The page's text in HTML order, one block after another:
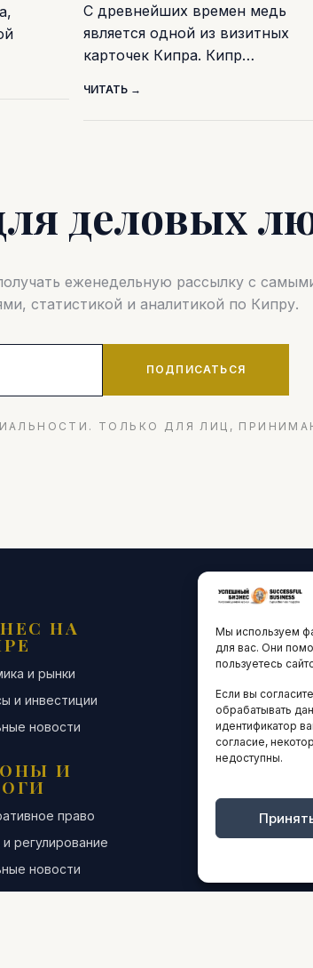
Мы используем
для вас. Они
пользуетесь
Если вы
обрабатывать
идентификатор
согласие,
недоступны.
С древнейших времен медь
является одной из визитных
карточек Кипра. Кипр…
ЧИТАТЬ →
деловых
еженедельную рассылку с
статистикой и аналитикой по Кипру.
ПОДПИСАТЬСЯ
ТОЛЬКО ДЛЯ ЛИЦ,
НА
и рынки
и инвестиции
новости
И
право
регулирование
новости
Стартапы и
Цифровая
Остальные
ДЕЛОВОЕ
Конференции и
Бизнес-клубы и